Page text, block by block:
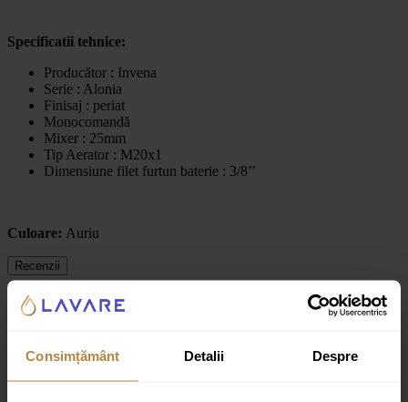
Consimțământ Detalii Despre
Specificatii tehnice:
Producător : Invena
Serie : Alonia
Finisaj : periat
Monocomandă
Mixer : 25mm
Tip Aerator : M20x1
Dimensiune filet furtun baterie : 3/8’’
Culoare: Auriu
Recenzii
Nu există recenzii până acum.